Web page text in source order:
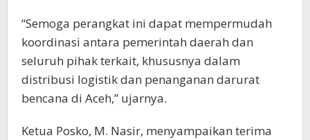
“Semoga perangkat ini dapat mempermudah
koordinasi antara pemerintah daerah dan
seluruh pihak terkait, khususnya dalam
distribusi logistik dan penanganan darurat
bencana di Aceh,” ujarnya.
Ketua Posko, M. Nasir, menyampaikan terima